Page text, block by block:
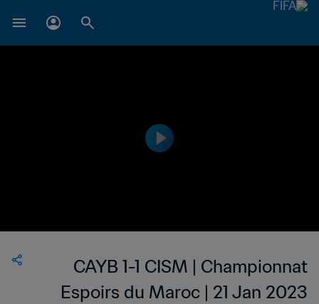
CAYB 1-1 CISM | Championnat
Espoirs du Maroc | 21 Jan 2023